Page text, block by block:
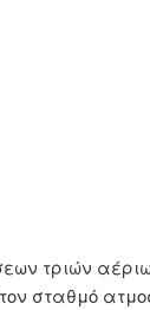
τριών
σταθμό